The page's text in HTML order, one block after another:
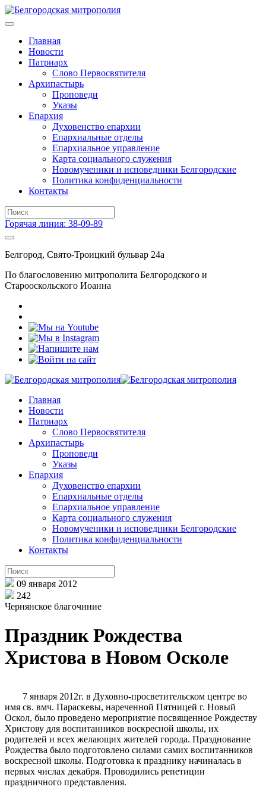
Главная
Новости
Патриарх
Слово Первосвятителя
Архипастырь
Проповеди
Указы
Епархия
Духовенство епархии
Епархиальные отделы
Епархиальное управление
Карта социального служения
Новомученики и исповедники Белгородские
Политика конфиденциальности
Контакты
Горячая линия: 38-09-89
Белгород, Свято-Троицкий бульвар 24а
По благословению митрополита Белгородского и
Старооскольского Иоанна
Главная
Новости
Патриарх
Слово Первосвятителя
Архипастырь
Проповеди
Указы
Епархия
Духовенство епархии
Епархиальные отделы
Епархиальное управление
Карта социального служения
Новомученики и исповедники Белгородские
Политика конфиденциальности
Контакты
09 января 2012
242
Чернянское благочиние
Праздник Рождества
Христова в Новом Осколе
7 января 2012г. в Духовно-просветительском центре во
имя св. вмч. Параскевы, нареченной Пятницей г. Новый
Оскол, было проведено мероприятие посвященное Рождеству
Христову для воспитанников воскресной школы, их
родителей и всех желающих жителей города. Празднование
Рождества было подготовлено силами самих воспитанников
воскресной школы. Подготовка к празднику начиналась в
первых числах декабря. Проводились репетиции
праздничного представления.